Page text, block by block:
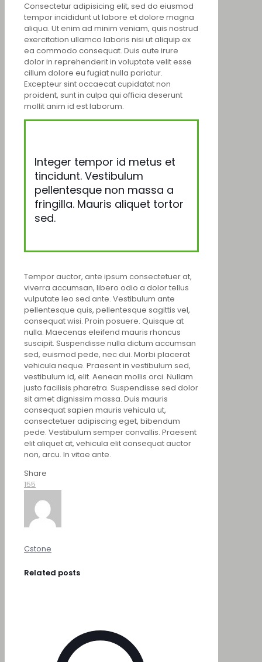
Consectetur adipisicing elit, sed do eiusmod
tempor incididunt ut labore et dolore magna
aliqua. Ut enim ad minim veniam, quis nostrud
exercitation ullamco laboris nisi ut aliquip ex
ea commodo consequat. Duis aute irure
dolor in reprehenderit in voluptate velit esse
cillum dolore eu fugiat nulla pariatur.
Excepteur sint occaecat cupidatat non
proident, sunt in culpa qui officia deserunt
mollit anim id est laborum.
Integer tempor id metus et
tincidunt. Vestibulum
pellentesque non massa a
fringilla. Mauris aliquet tortor
sed.
Tempor auctor, ante ipsum consectetuer at,
viverra accumsan, libero odio a dolor tellus
vulputate leo sed ante. Vestibulum ante
pellentesque quis, pellentesque sagittis vel,
consequat wisi. Proin posuere. Quisque at
nulla. Maecenas eleifend mauris rhoncus
suscipit. Suspendisse nulla dictum accumsan
sed, euismod pede, nec dui. Morbi placerat
vehicula neque. Praesent in vestibulum sed,
vestibulum id, elit. Aenean mollis orci. Nullam
justo facilisis pharetra. Suspendisse sed dolor
sit amet dignissim massa. Duis mauris
consequat sapien mauris vehicula ut,
consectetuer adipiscing eget, bibendum
pede. Vestibulum semper convallis. Praesent
elit aliquet at, vehicula elit consequat auctor
non, arcu. In vitae ante.
Share
155
Cstone
Related posts